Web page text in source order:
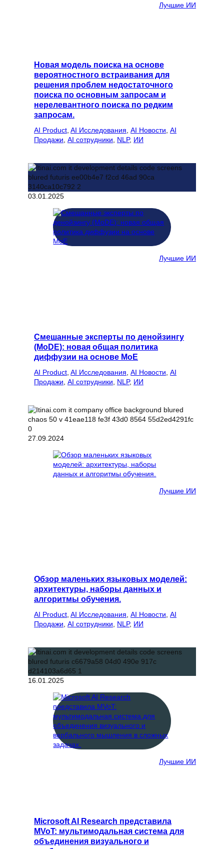
Лучшие ИИ
Новая модель поиска на основе
вероятностного встраивания для
решения проблем недостаточного
поиска по основным запросам и
нерелевантного поиска по редким
запросам.
AI Product AI Исследования AI Новости AI
Продажи AI сотрудники NLP, ИИ
03.01.2025
Лучшие ИИ
Смешанные эксперты по денойзингу
(MoDE): новая общая политика
диффузии на основе MoE
AI Product AI Исследования AI Новости AI
Продажи AI сотрудники NLP, ИИ
27.09.2024
Лучшие ИИ
Обзор маленьких языковых моделей:
архитектуры, наборы данных и
алгоритмы обучения.
AI Product AI Исследования AI Новости AI
Продажи AI сотрудники NLP, ИИ
16.01.2025
Лучшие ИИ
Microsoft AI Research представила
MVoT: мультимодальная система для
объединения визуального и